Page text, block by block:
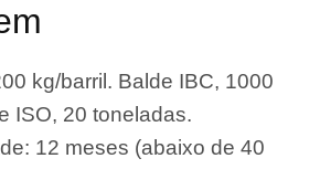
kg/barril. Balde IBC, 1000
ISO, 20 toneladas.
12 meses (abaixo de 40